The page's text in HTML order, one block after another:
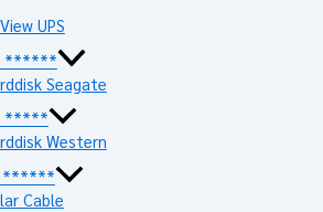
UPS
******
Seagate
*****
Western
******
Cable